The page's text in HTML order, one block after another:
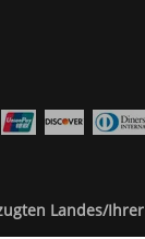
Landes/Ihrer